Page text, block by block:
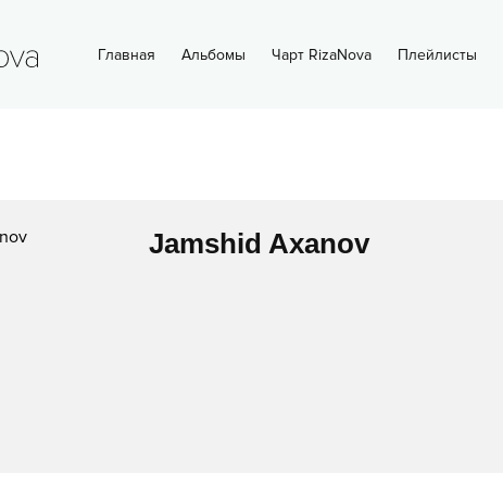
Главная Альбомы Чарт RizaNova Плейлисты
Jamshid Axanov